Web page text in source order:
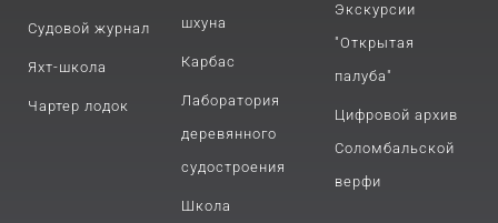
Судовой журнал
Яхт-школа
Чартер лодок
шхуна
Карбас
Лаборатория
деревянного
судостроения
Школа
Экскурсии
"Открытая
палуба"
Цифровой архив
Соломбальской
верфи